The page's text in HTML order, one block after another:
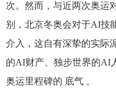
次。然而，与近两次奥运
别，北京冬奥会对于AI技
介入，这自有深挚的实际
的AI财产、独步世界的AI
奥运里程碑的 底气 。